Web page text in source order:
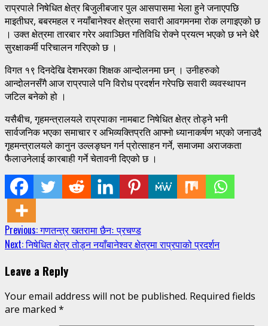
राप्रपाले निषेधित क्षेत्र बिजुलीबजार पुल आसपासमा भेला हुने जनाएपछि
माइतीघर, बबरमहल र नयाँबानेश्वर क्षेत्रमा सवारी आवगमनमा रोक लगाइएको छ
। उक्त क्षेत्रमा तारबार गरेर अवाञ्छित गतिविधि रोक्ने प्रयत्न भएको छ भने धेरै
सुरक्षाकर्मी परिचालन गरिएको छ ।
विगत १९ दिनदेखि देशभरका शिक्षक आन्दोलनमा छन् । उनीहरुको
आन्दोलनसँगै आज राप्रपाले पनि विरोध प्रदर्शन गरेपछि सवारी व्यवस्थापन
जटिल बनेको हो ।
यसैबीच, गृहमन्त्रालयले राप्रपाका नामबाट निषेधित क्षेत्र तोड्ने भनी
सार्वजनिक भएका समाचार र अभिव्यक्तिप्रति आफ्नो ध्यानाकर्षण भएको जनाउदै
गृहमन्त्रालयले कानुन उल्लङ्घन गर्न प्रोत्साहन गर्ने, समाजमा अराजकता
फैलाउनेलाई कारबाही गर्ने चेतावनी दिएको छ ।
Continue
Reading
Previous:गणतन्त्र खतरामा छैनः प्रचण्ड
Next:निषेधित क्षेत्र तोड्न नयाँबानेश्वर क्षेत्रमा राप्रपाको प्रदर्शन
Leave a Reply
Your email address will not be published. Required fields
are marked *